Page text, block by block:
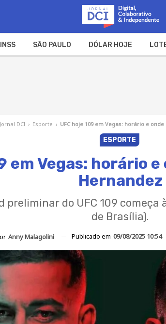
INSS SÃO PAULO DÓLAR HOJE
Jornal DCI › Esporte › UFC hoje 109 em Vegas: horário e
ESPORTE
em Vegas: horário
Hernandez
preliminar do UFC 109 começa
de Brasília).
Anny Malagolini Publicado em 09/08/2025 10:54